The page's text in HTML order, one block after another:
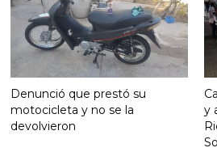
Denunció que prestó su
motocicleta y no se la
devolvieron
y